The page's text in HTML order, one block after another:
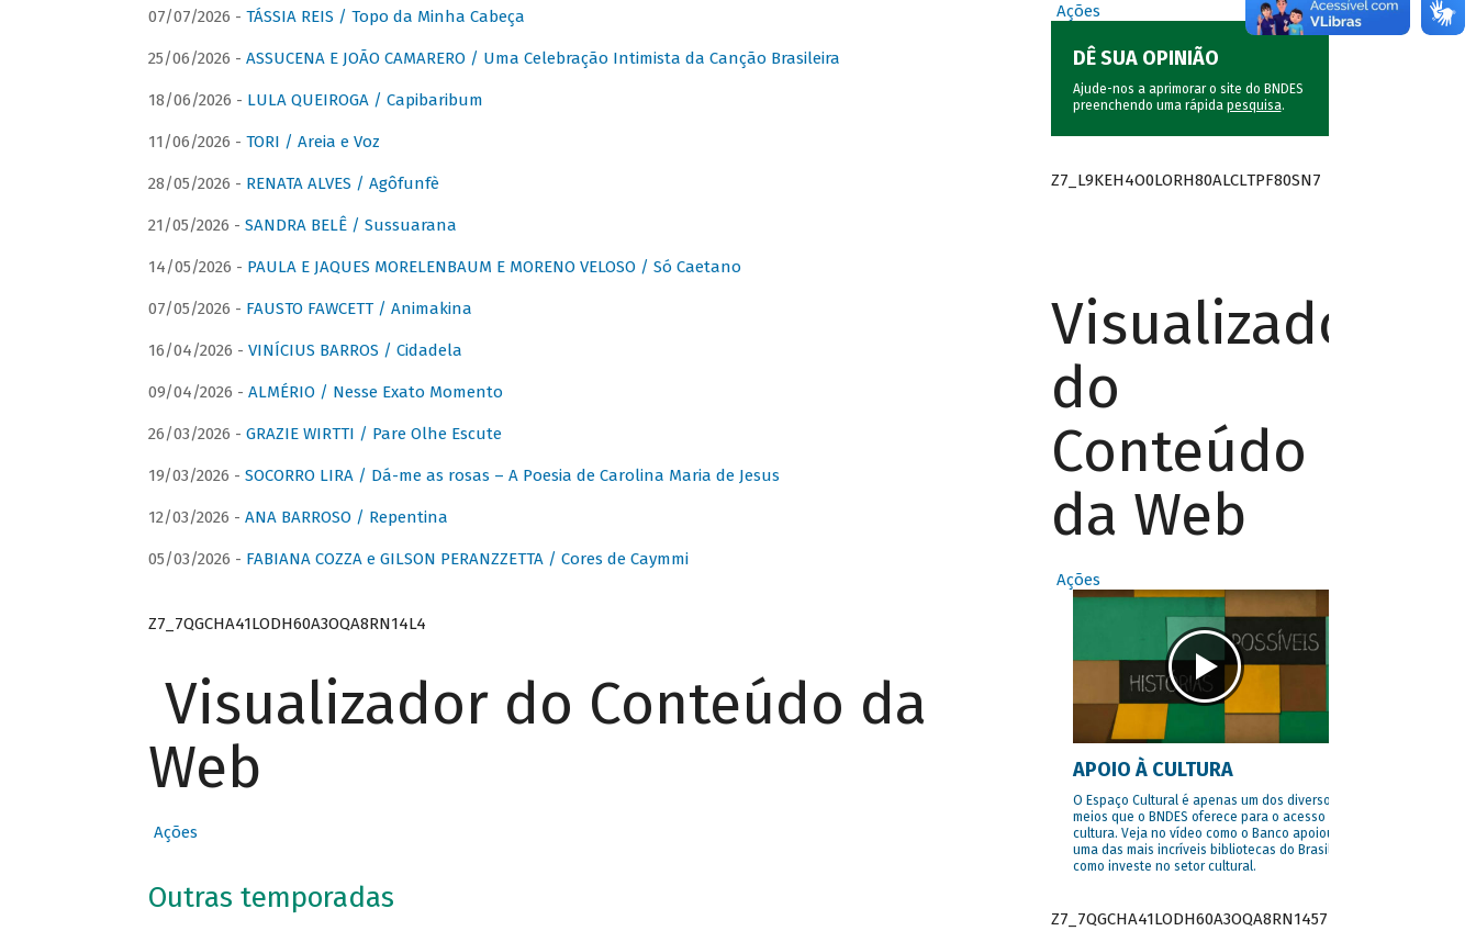
07/07/2026 - TÁSSIA REIS / Topo da Minha Cabeça
25/06/2026 - ASSUCENA E JOÃO CAMARERO / Uma Celebração Intimista da Canção Brasileira
18/06/2026 - LULA QUEIROGA / Capibaribum
11/06/2026 - TORI / Areia e Voz
28/05/2026 - RENATA ALVES / Agôfunfè
21/05/2026 - SANDRA BELÊ / Sussuarana
14/05/2026 - PAULA E JAQUES MORELENBAUM E MORENO VELOSO / Só Caetano
07/05/2026 - FAUSTO FAWCETT / Animakina
16/04/2026 - VINÍCIUS BARROS / Cidadela
09/04/2026 - ALMÉRIO / Nesse Exato Momento
26/03/2026 - GRAZIE WIRTTI / Pare Olhe Escute
19/03/2026 - SOCORRO LIRA / Dá-me as rosas – A Poesia de Carolina Maria de Jesus
12/03/2026 - ANA BARROSO / Repentina
05/03/2026 - FABIANA COZZA e GILSON PERANZZETTA / Cores de Caymmi
Z7_7QGCHA41LODH60A3OQA8RN14L4
Visualizador do Conteúdo da
Web
Ações
Outras temporadas
Ações
DÊ SUA OPINIÃO
Ajude-nos a aprimorar o site do BNDES
preenchendo uma rápida pesquisa.
Z7_L9KEH4O0LORH80ALCLTPF80SN7
Visualizador
do
Conteúdo
da Web
Ações
APOIO À CULTURA
O Espaço Cultural é apenas um dos diversos
meios que o BNDES oferece para o acesso à
cultura. Veja no vídeo como o Banco apoiou
uma das mais incríveis bibliotecas do Brasil e
como investe no setor cultural.
Z7_7QGCHA41LODH60A3OQA8RN1457